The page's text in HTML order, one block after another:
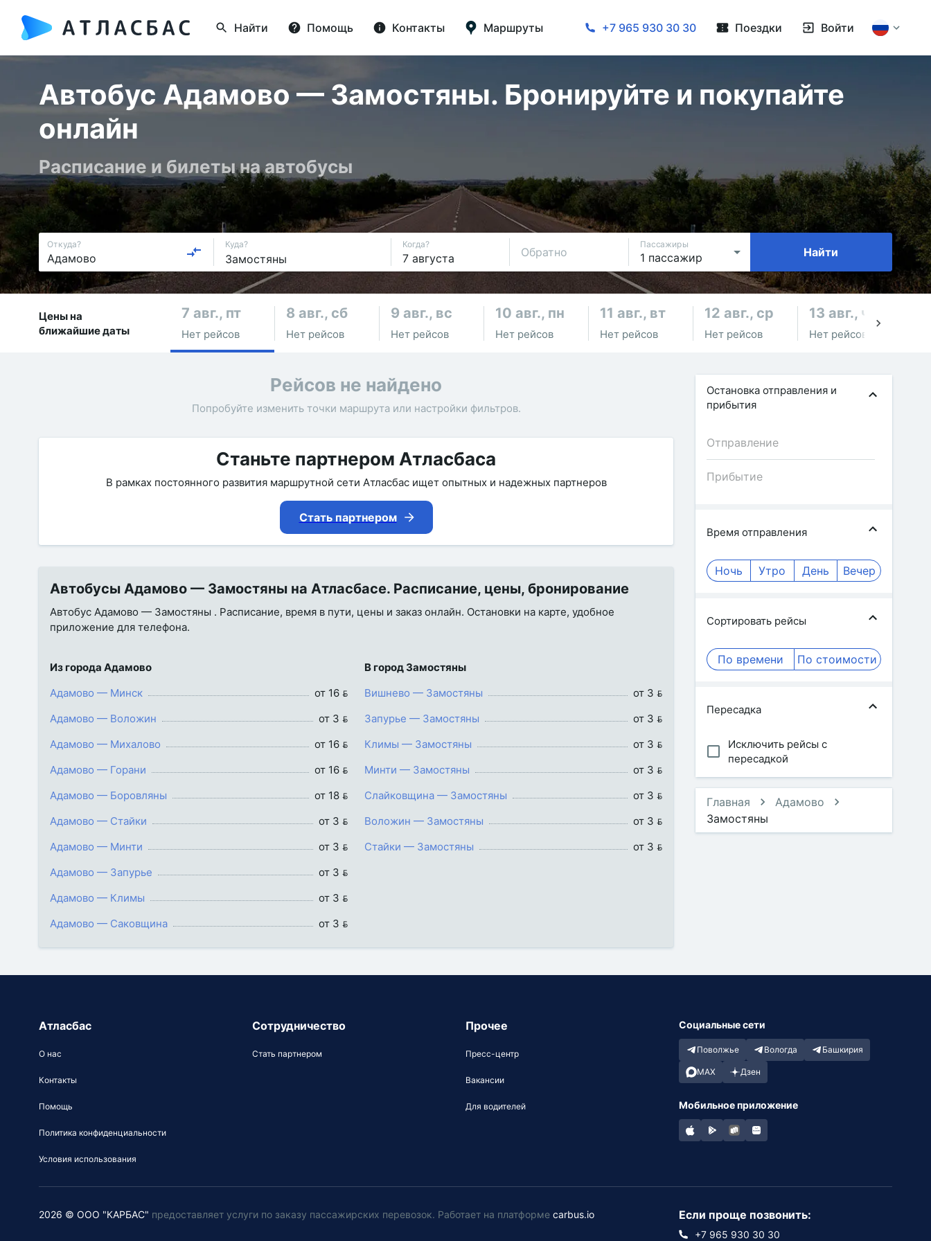
Найти Помощь Контакты Маршруты +7 965 930 30 30 Поездки Войти
Автобус Адамово — Замостяны. Бронируйте и покупайте
онлайн
Расписание и билеты на автобусы
Откуда? Куда? Когда?
Обратно
Пассажиры
Найти
Цены на
ближайшие даты
7 авг., пт
Нет рейсов
8 авг., сб
Нет рейсов
9 авг., вс
Нет рейсов
10 авг., пн
Нет рейсов
11 авг., вт
Нет рейсов
12 авг., ср
Нет рейсов
13 авг., чт
Нет рейсов
Рейсов не найдено
Попробуйте изменить точки маршрута или настройки фильтров.
Станьте партнером Атласбаса
В рамках постоянного развития маршрутной сети Атласбас ищет опытных и надежных партнеров
Стать партнером
Автобусы Адамово — Замостяны на Атласбасе. Расписание, цены, бронирование
Автобус Адамово — Замостяны . Расписание, время в пути, цены и заказ онлайн. Остановки на карте, удобное
приложение для телефона.
Из города Адамово
Адамово — Минск
от 16 
Адамово — Воложин
от 3 
Адамово — Михалово
от 16 
Адамово — Горани
от 16 
Адамово — Боровляны
от 18 
Адамово — Стайки
от 3 
Адамово — Минти
от 3 
Адамово — Запурье
от 3 
Адамово — Климы
от 3 
Адамово — Саковщина
от 3 
В город Замостяны
Вишнево — Замостяны
от 3 
Запурье — Замостяны
от 3 
Климы — Замостяны
от 3 
Минти — Замостяны
от 3 
Слайковщина — Замостяны
от 3 
Воложин — Замостяны
от 3 
Стайки — Замостяны
от 3 
Остановка отправления и
прибытия
Время отправления
Ночь Утро День Вечер
Сортировать рейсы
По времени По стоимости
Пересадка
Исключить рейсы с
пересадкой
Главная
Адамово
Замостяны
Атласбас
О нас
Контакты
Помощь
Политика конфиденциальности
Условия использования
Сотрудничество
Стать партнером
Прочее
Пресс-центр
Вакансии
Для водителей
Социальные сети
Поволжье Вологда Башкирия
MAX Дзен
Мобильное приложение
2026 © ООО "КАРБАС" предоставляет услуги по заказу пассажирских перевозок. Работает на платформе carbus.io Если проще позвонить:
+7 965 930 30 30